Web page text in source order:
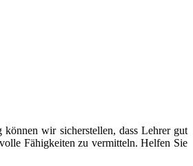
wir sicherstellen, dass Lehrer gut
Fähigkeiten zu vermitteln. Helfen Sie